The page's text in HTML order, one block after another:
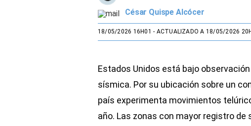
César Quispe Alcócer
18/05/2026 16H01 - ACTUALIZADO A 18/05/2026
Estados Unidos está bajo
sísmica. Por su ubicación sobre un
país experimenta movimientos
año. Las zonas con mayor registro